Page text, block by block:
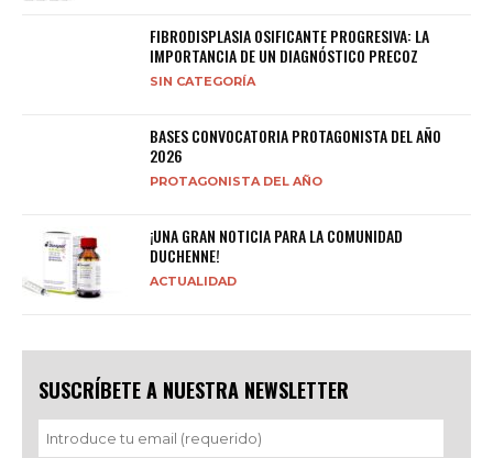
FIBRODISPLASIA OSIFICANTE PROGRESIVA: LA
IMPORTANCIA DE UN DIAGNÓSTICO PRECOZ
SIN CATEGORÍA
BASES CONVOCATORIA PROTAGONISTA DEL AÑO
2026
PROTAGONISTA DEL AÑO
¡UNA GRAN NOTICIA PARA LA COMUNIDAD
DUCHENNE!
ACTUALIDAD
SUSCRÍBETE A NUESTRA NEWSLETTER